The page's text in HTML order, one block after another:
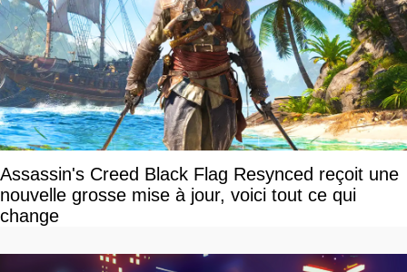
Assassin's Creed Black Flag Resynced reçoit une
nouvelle grosse mise à jour, voici tout ce qui
change